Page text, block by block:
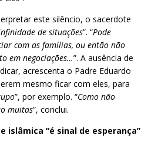
este silêncio, o sacerdote
de situações”. “Pode
com as famílias, ou então não
em negociações…”. A ausência de
acrescenta o Padre Eduardo
mesmo ficar com eles, para
”, por exemplo. “Como não
muitas”, conclui.
islâmica “é sinal de esperança”